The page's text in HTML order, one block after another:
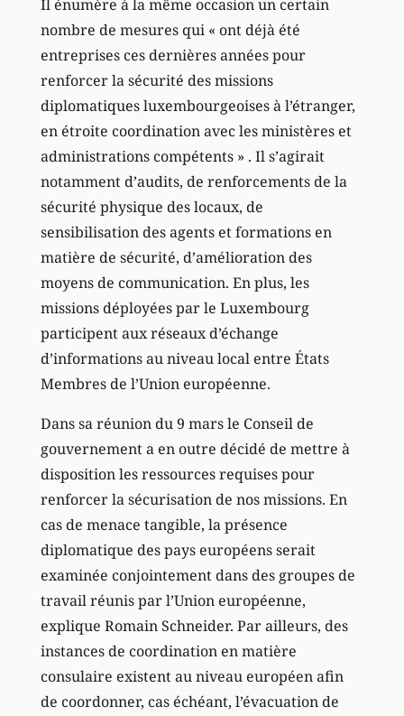
Il énumère à la même occasion un certain
nombre de mesures qui « ont déjà été
entreprises ces dernières années pour
renforcer la sécurité des missions
diplomatiques luxembourgeoises à l’étranger,
en étroite coordination avec les ministères et
administrations compétents » . Il s’agirait
notamment d’audits, de renforcements de la
sécurité physique des locaux, de
sensibilisation des agents et formations en
matière de sécurité, d’amélioration des
moyens de communication. En plus, les
missions déployées par le Luxembourg
participent aux réseaux d’échange
d’informations au niveau local entre États
Membres de l’Union européenne.
Dans sa réunion du 9 mars le Conseil de
gouvernement a en outre décidé de mettre à
disposition les ressources requises pour
renforcer la sécurisation de nos missions. En
cas de menace tangible, la présence
diplomatique des pays européens serait
examinée conjointement dans des groupes de
travail réunis par l’Union européenne,
explique Romain Schneider. Par ailleurs, des
instances de coordination en matière
consulaire existent au niveau européen afin
de coordonner, cas échéant, l’évacuation de